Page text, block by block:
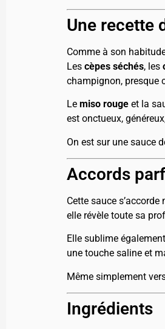
Une recette
Comme à son
Les cèpes séchés, les
champignon, presque
Le miso rougeet la
est onctueux,
On est sur une sauce
Accords
Cette sauce
elle révèle toute sa
Elle sublime
une touche saline et
Même simplement
Ingrédients